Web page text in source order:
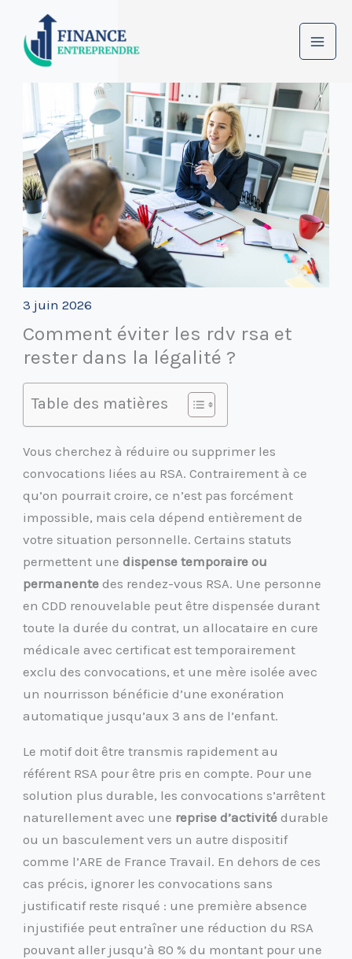
contenu
3 juin 2026
Comment éviter les rdv rsa et
rester dans la légalité ?
Table des matières
Vous cherchez à réduire ou supprimer les
convocations liées au RSA. Contrairement à ce
qu’on pourrait croire, ce n’est pas forcément
impossible, mais cela dépend entièrement de
votre situation personnelle. Certains statuts
permettent unedispense temporaire ou
permanente des rendez-vous RSA. Une personne
en CDD renouvelable peut être dispensée durant
toute la durée du contrat, un allocataire en cure
médicale avec certificat est temporairement
exclu des convocations, et une mère isolée avec
un nourrisson bénéficie d’une exonération
automatique jusqu’aux 3 ans de l’enfant.
Le motif doit être transmis rapidement au
référent RSA pour être pris en compte. Pour une
solution plus durable, les convocations s’arrêtent
naturellement avec une reprise d’activité durable
ou un basculement vers un autre dispositif
comme l’ARE de France Travail. En dehors de ces
cas précis, ignorer les convocations sans
justificatif reste risqué : une première absence
injustifiée peut entraîner une réduction du RSA
pouvant aller jusqu’à 80 % du montant pour une